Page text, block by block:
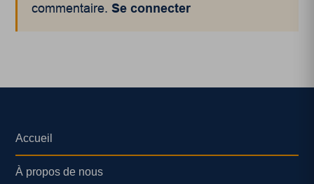
commentaire.Se connecter
Accueil
À propos de nous